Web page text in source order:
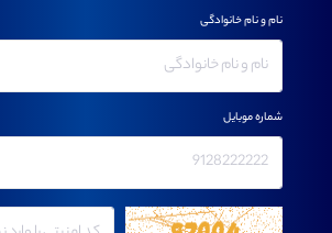
نام و نام خانوادگی
شماره موبایل